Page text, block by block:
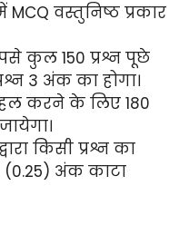
MCQ वस्तुनिष्ठ प्रकार
कुल 150 प्रश्न पूछे
3 अंक का होगा।
हल करने के लिए 180
किसी प्रश्न का
(0.25) अंक काटा